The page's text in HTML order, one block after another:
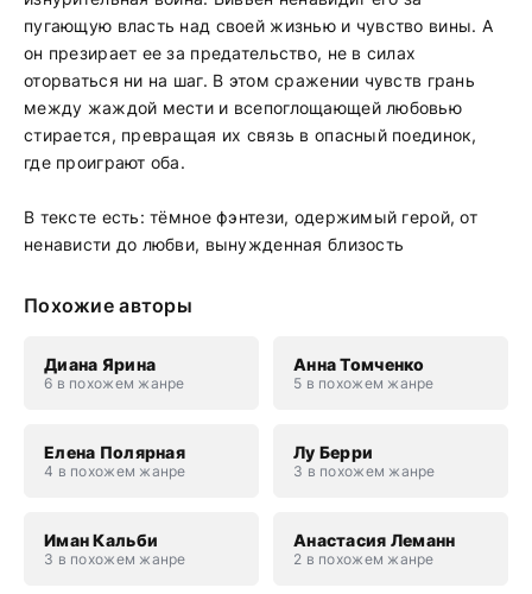
пугающую власть над своей жизнью и чувство вины. А
он презирает ее за предательство, не в силах
оторваться ни на шаг. В этом сражении чувств грань
между жаждой мести и всепоглощающей любовью
стирается, превращая их связь в опасный поединок,
где проиграют оба.
В тексте есть: тёмное фэнтези, одержимый герой, от
ненависти до любви, вынужденная близость
Похожие авторы
Диана Ярина
6 в похожем жанре
Анна Томченко
5 в похожем жанре
Елена Полярная
4 в похожем жанре
Лу Берри
3 в похожем жанре
Иман Кальби
3 в похожем жанре
Анастасия Леманн
2 в похожем жанре